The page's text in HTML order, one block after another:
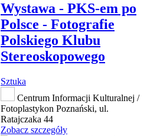
Wystawa - PKS-em po
Polsce - Fotografie
Polskiego Klubu
Stereoskopowego
Sztuka
Centrum Informacji Kulturalnej /
Fotoplastykon Poznański, ul.
Ratajczaka 44
Zobacz szczegóły